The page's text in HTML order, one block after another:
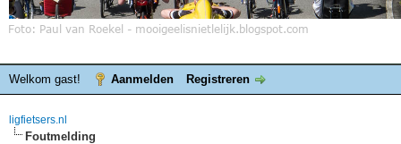
Welkom gast! Aanmelden Registreren
ligfietsers.nl
Foutmelding